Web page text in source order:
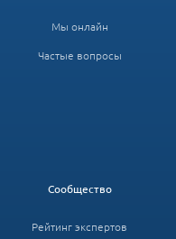
Мы онлайн
Частые вопросы
Сообщество
Рейтинг экспертов